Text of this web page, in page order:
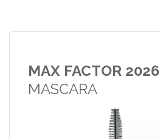
MAX FACTOR 2026
MASCARA